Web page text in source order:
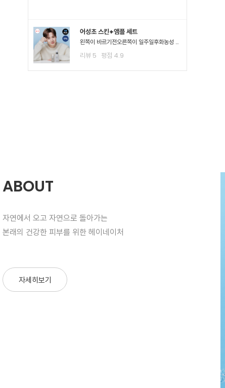
어성초 스킨+앰플 세트
왼쪽이 바르기전오른쪽이 일주일후화농성 여드*이 진짜 많이 진정되고 여드*때문에 피부가 아픈정도 였는데 이제 아픈게 없어져서 너무 좋아요ㅠㅠ왠만한 여드*에 좋다는거는 다 써봤는데 이렇게 효과가..
리뷰 5 평점 4.9
ABOUT
자연에서 오고 자연으로 돌아가는
본래의 건강한 피부를 위한 헤이네이처
자세히보기